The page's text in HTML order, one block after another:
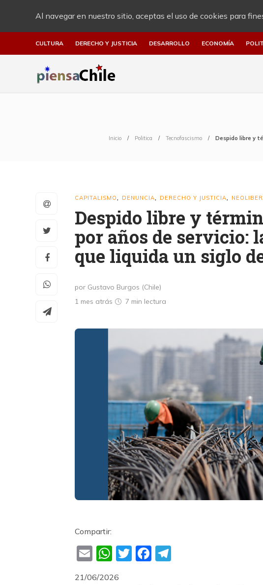
Al navegar en nuestro sitio, aceptas el uso de cookies para
CULTURA DERECHO Y JUSTICIA DESARROLLO ECONOMÍA
Inicio Politica Tecnofascismo Despido libre y
CAPITALISMO DENUNCIA DERECHO Y JUSTICIA
Despido libre y
por años de servicio:
que liquida un siglo
por Gustavo Burgos (Chile)
1 mes atrás
7 min lectura
Compartir:
EmailWhatsApp
TwitterFacebook
21/06/2026